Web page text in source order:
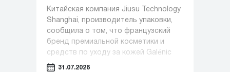
Китайская компания Jiusu Technology
Shanghai, производитель упаковки,
сообщила о том, что французский
бренд премиальной косметики и
средств по уходу за кожей Galénic
выбрал высокоточную упаковку для
31.07.2026